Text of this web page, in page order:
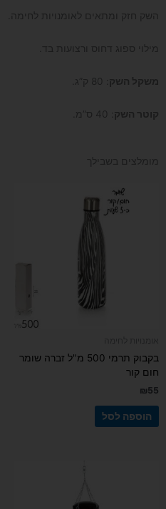
השק חזק ומתאים לאומנויות לחימה.
מילוי ספוג דחוס ורצועות בד.
משקל השק
קוטר השק
מומלצים בשבילך
בקבוק תרמי 500 מ"ל זברה שומר
חום קור
₪55
הוספה לסל